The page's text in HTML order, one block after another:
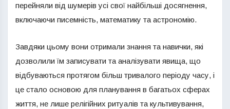
перейняли від шумерів усі свої найбільші досягнення,
включаючи писемність, математику та астрономію.
Завдяки цьому вони отримали знання та навички, які
дозволили їм записувати та аналізувати явища, що
відбуваються протягом більш тривалого періоду часу, і
це стало основою для планування в багатьох сферах
життя, не лише релігійних ритуалів та культивування,